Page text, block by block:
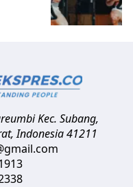
Kec. Subang,
,Indonesia41211